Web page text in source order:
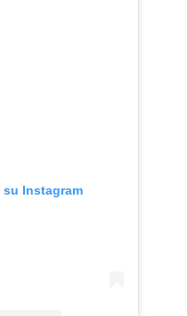
Instagram